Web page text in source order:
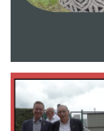
Branding
ARMCHAIR